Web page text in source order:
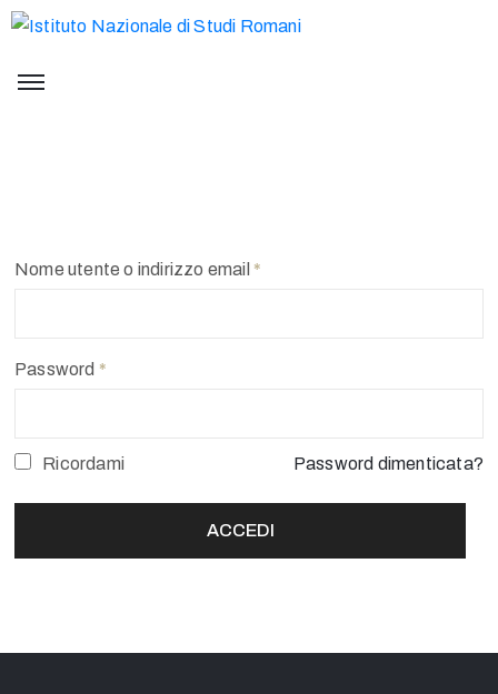
Nome utente o indirizzo email *
Password *
Ricordami Password dimenticata?
ACCEDI